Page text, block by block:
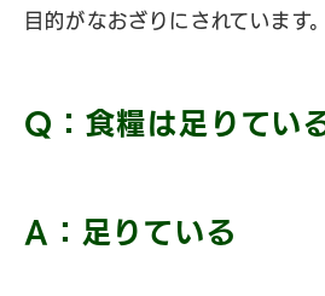
目的がなおざりにされています。
Q：食糧は足りてい
A：足りている